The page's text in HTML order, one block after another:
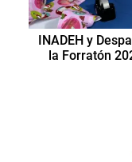
INADEH y
la Forratón